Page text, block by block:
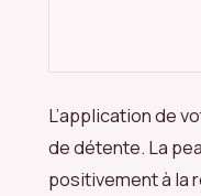
L’application de
de détente. La
positivement à la